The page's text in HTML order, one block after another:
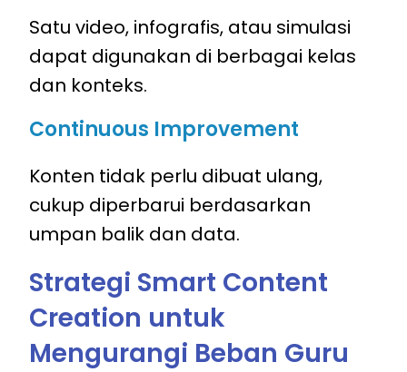
Satu video, infografis, atau simulasi
dapat digunakan di berbagai kelas
dan konteks.
Continuous Improvement
Konten tidak perlu dibuat ulang,
cukup diperbarui berdasarkan
umpan balik dan data.
Strategi Smart Content
Creation untuk
Mengurangi Beban Guru